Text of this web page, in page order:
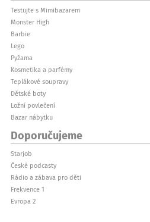
Testujte s Mimibazarem
Monster High
Barbie
Lego
Pyžama
Kosmetika a parfémy
Teplákové soupravy
Dětské boty
Ložní povlečení
Bazar nábytku
Doporučujeme
Starjob
České podcasty
Rádio a zábava pro děti
Frekvence 1
Evropa 2